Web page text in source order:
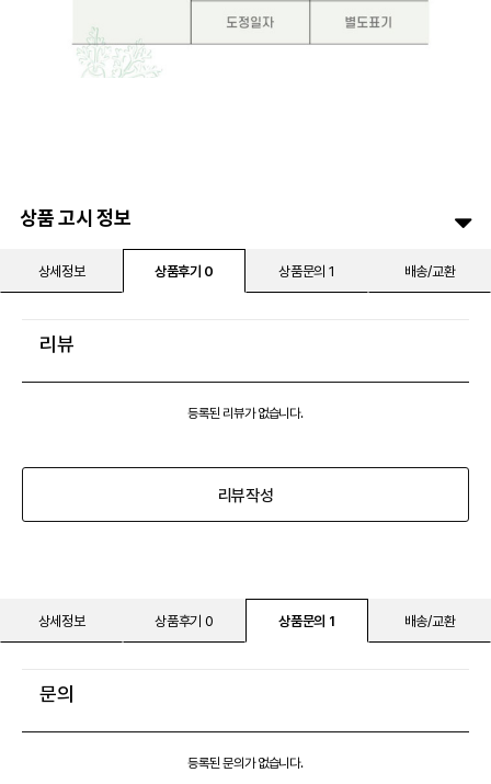
상품 고시 정보
상세정보 상품후기 0 상품문의 1 배송/교환
리뷰
등록된 리뷰가 없습니다.
리뷰작성
상세정보 상품후기 0 상품문의 1 배송/교환
문의
등록된 문의가 없습니다.